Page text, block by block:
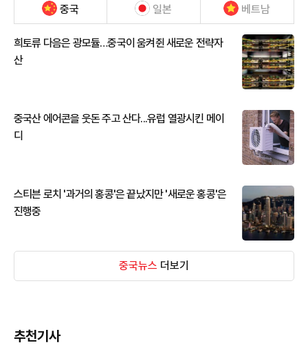
중국 일본 베트남
희토류 다음은 광모듈…중국이 움켜쥔 새로운 전략자
산
중국산 에어콘을 웃돈 주고 산다...유럽 열광시킨 메이
디
스티븐 로치 '과거의 홍콩'은 끝났지만 '새로운 홍콩'은
진행중
중국뉴스 더보기
추천기사